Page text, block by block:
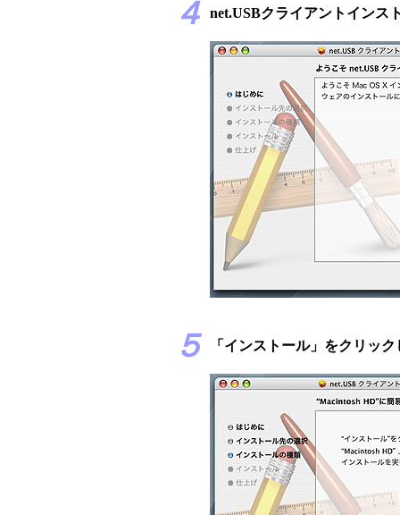
４ net.USBクライアントインス
５ 「インストール」をクリッ